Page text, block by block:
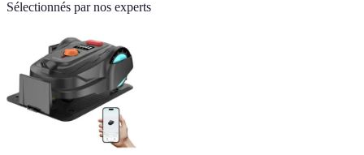
Sélectionnés par nos experts